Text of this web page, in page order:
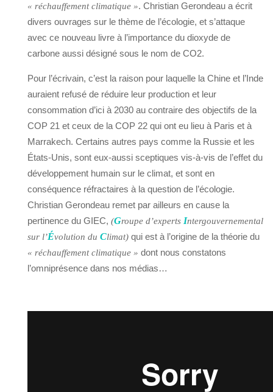
« réchauffement climatique ». Christian Gerondeau a écrit
divers ouvrages sur le thème de l’écologie, et s’attaque
avec ce nouveau livre à l’importance du dioxyde de
carbone aussi désigné sous le nom de CO2.
Pour l’écrivain, c’est la raison pour laquelle la Chine et l’Inde
auraient refusé de réduire leur production et leur
consommation d’ici à 2030 au contraire des objectifs de la
COP 21 et ceux de la COP 22 qui ont eu lieu à Paris et à
Marrakech. Certains autres pays comme la Russie et les
États-Unis, sont eux-aussi sceptiques vis-à-vis de l’effet du
développement humain sur le climat, et sont en
conséquence réfractaires à la question de l’écologie.
Christian Gerondeau remet par ailleurs en cause la
pertinence du GIEC, (Groupe d’experts Intergouvernemental
sur l’Évolution du Climat) qui est à l’origine de la théorie du
« réchauffement climatique » dont nous constatons
l’omniprésence dans nos médias…